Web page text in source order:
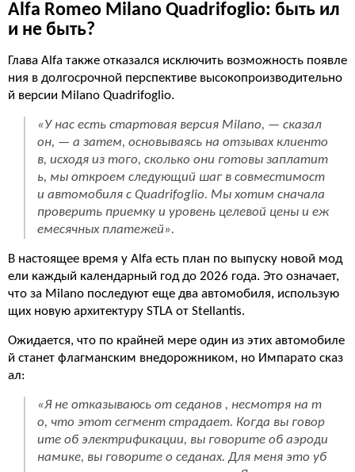
Alfa Romeo Milano Quadrifoglio: быть ил
и не быть?
Глава Alfa также отказался исключить возможность появле
ния в долгосрочной перспективе высокопроизводительно
й версии Milano Quadrifoglio.
«У нас есть стартовая версия Milano, — сказал
он, — а затем, основываясь на отзывах клиенто
в, исходя из того, сколько они готовы заплатит
ь, мы откроем следующий шаг в совместимост
и автомобиля с Quadrifoglio. Мы хотим сначала
проверить приемку и уровень целевой цены и еж
емесячных платежей».
В настоящее время у Alfa есть план по выпуску новой мод
ели каждый календарный год до 2026 года. Это означает,
что за Milano последуют еще два автомобиля, использую
щих новую архитектуру STLA от Stellantis.
Ожидается, что по крайней мере один из этих автомобиле
й станет флагманским внедорожником, но Импарато сказ
ал:
«Я не отказываюсь от седанов , несмотря на т
о, что этот сегмент страдает. Когда вы говор
ите об электрификации, вы говорите об аэроди
намике, вы говорите о седанах. Для меня это уб